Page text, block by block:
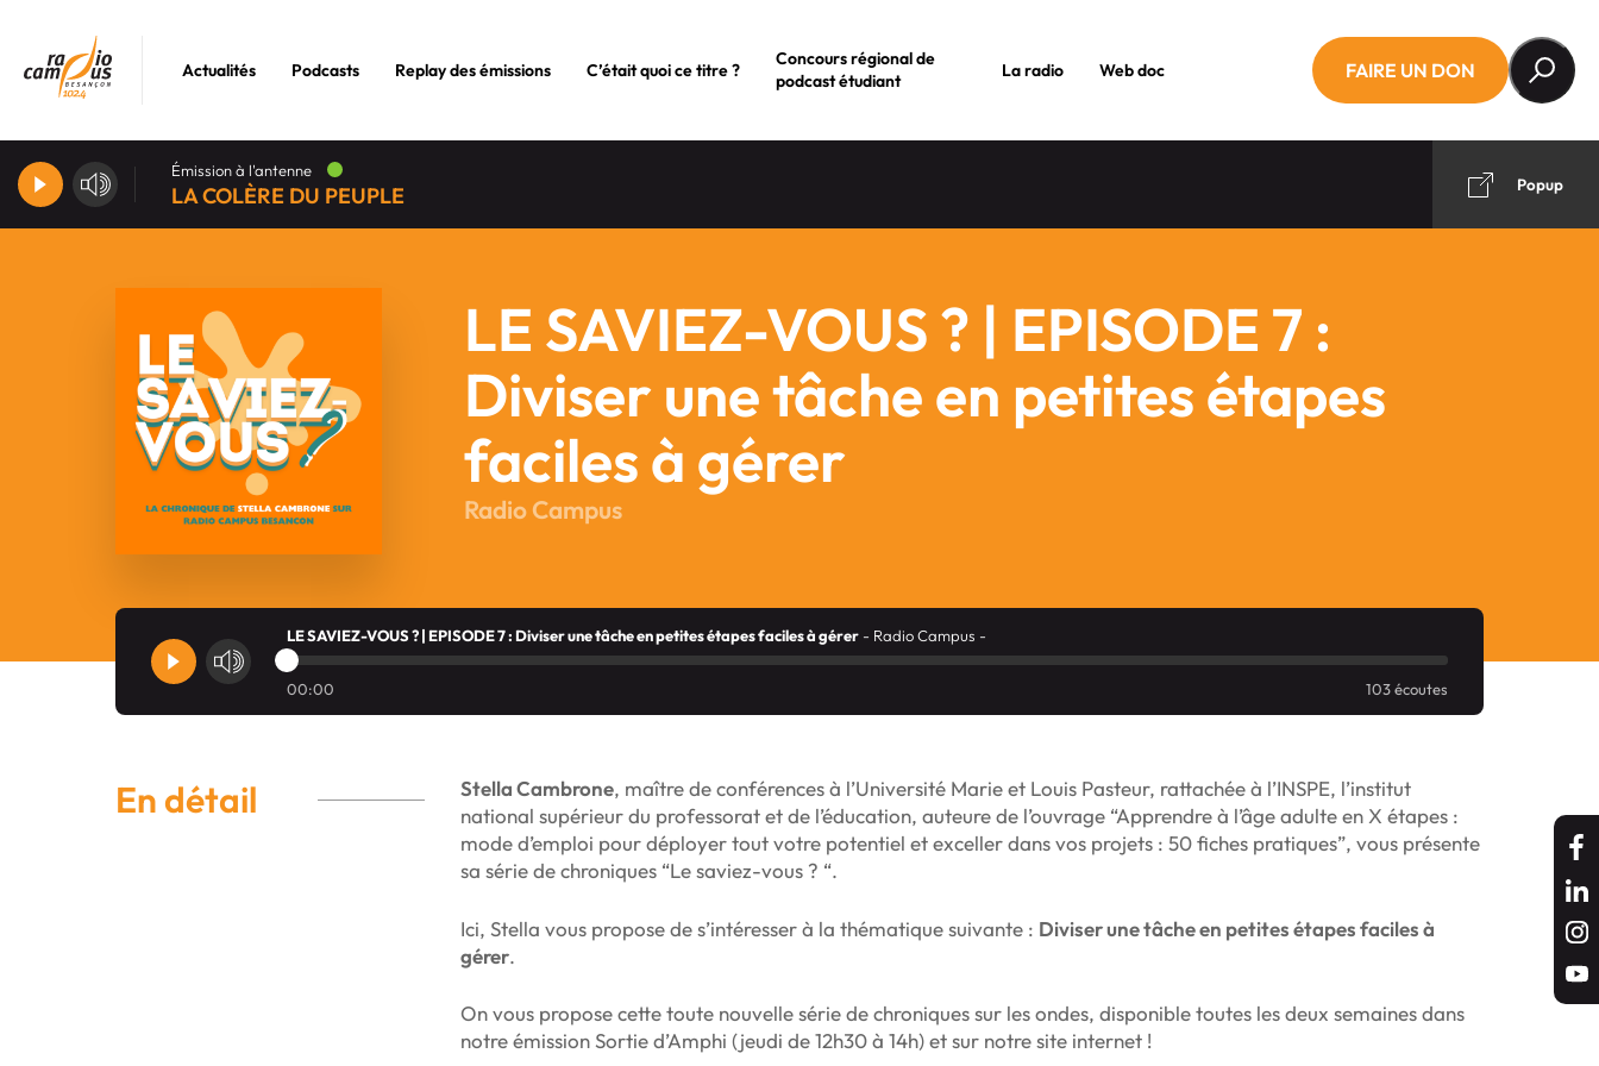
Actualités Podcasts Replay des émissions C’était quoi ce titre ?
Concours régional de
podcast étudiant
La radio Web doc FAIRE UN DON
Émission à l'antenne
LA COLÈRE DU PEUPLE Popup
LE SAVIEZ-VOUS ? | EPISODE 7 :
Diviser une tâche en petites étapes
faciles à gérer
Radio Campus
LE SAVIEZ-VOUS ? | EPISODE 7 : Diviser une tâche en petites étapes faciles à gérer - Radio Campus -
00:00 103 écoutes
En détail Stella Cambrone, maître de conférences à l’Université Marie et Louis Pasteur, rattachée à l’INSPE, l’institut
national supérieur du professorat et de l’éducation, auteure de l’ouvrage “Apprendre à l’âge adulte en X étapes :
mode d’emploi pour déployer tout votre potentiel et exceller dans vos projets : 50 fiches pratiques”, vous présente
sa série de chroniques “Le saviez-vous ? “.
Ici, Stella vous propose de s’intéresser à la thématique suivante : Diviser une tâche en petites étapes faciles à
gérer.
On vous propose cette toute nouvelle série de chroniques sur les ondes, disponible toutes les deux semaines dans
notre émission Sortie d’Amphi (jeudi de 12h30 à 14h) et sur notre site internet !